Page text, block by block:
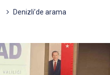
Denizli’de arama